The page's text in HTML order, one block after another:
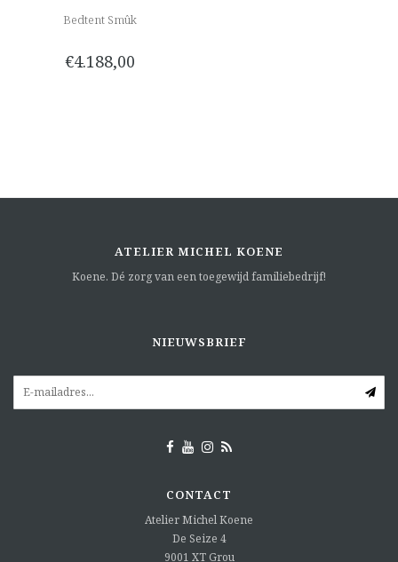
Bedtent Smûk
€4.188,00
ATELIER MICHEL KOENE
Koene. Dé zorg van een toegewijd familiebedrijf!
NIEUWSBRIEF
CONTACT
Atelier Michel Koene
De Seize 4
9001 XT Grou